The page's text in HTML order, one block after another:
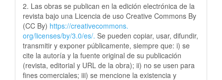
2. Las obras se publican en la edición electrónica de la
revista bajo una Licencia de uso Creative Commons By
(CC By) https://creativecommons.
org/licenses/by/3.0/es/. Se pueden copiar, usar, difundir,
transmitir y exponer públicamente, siempre que: i) se
cite la autoría y la fuente original de su publicación
(revista, editorial y URL de la obra); ii) no se usen para
fines comerciales; iii) se mencione la existencia y